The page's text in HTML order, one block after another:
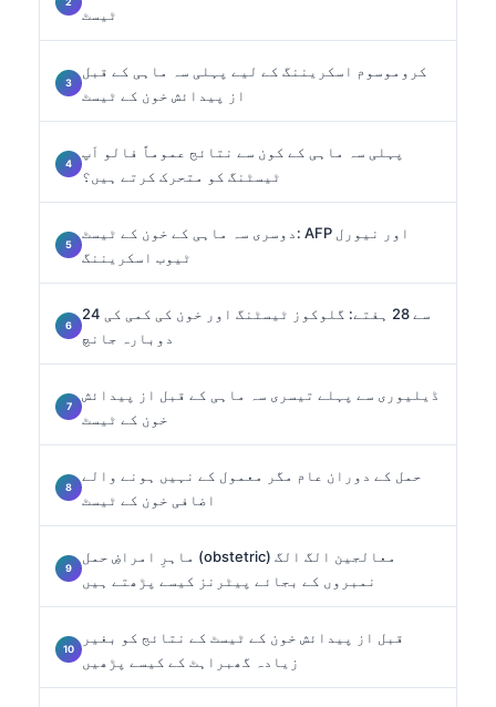
ٹیسٹ
کروموسوم اسکریننگ کے لیے پہلی سہ ماہی کے قبل
از پیدائش خون کے ٹیسٹ
پہلی سہ ماہی کے کون سے نتائج عموماً فالو اَپ
ٹیسٹنگ کو متحرک کرتے ہیں؟
دوسری سہ ماہی کے خون کے ٹیسٹ: AFP اور نیورل
ٹیوب اسکریننگ
24 سے 28 ہفتے: گلوکوز ٹیسٹنگ اور خون کی کمی کی
دوبارہ جانچ
ڈیلیوری سے پہلے تیسری سہ ماہی کے قبل از پیدائش
خون کے ٹیسٹ
حمل کے دوران عام مگر معمول کے نہیں ہونے والے
اضافی خون کے ٹیسٹ
ماہرِ امراضِ حمل (obstetric) معالجین الگ الگ
نمبروں کے بجائے پیٹرنز کیسے پڑھتے ہیں
قبل از پیدائش خون کے ٹیسٹ کے نتائج کو بغیر
زیادہ گھبراہٹ کے کیسے پڑھیں